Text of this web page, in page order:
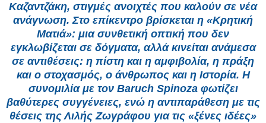
Καζαντζάκη, στιγμές ανοιχτές που καλούν σε νέα
ανάγνωση. Στο επίκεντρο βρίσκεται η «Κρητική
Ματιά»: μια συνθετική οπτική που δεν
εγκλωβίζεται σε δόγματα, αλλά κινείται ανάμεσα
σε αντιθέσεις: η πίστη και η αμφιβολία, η πράξη
και ο στοχασμός, ο άνθρωπος και η Ιστορία. Η
συνομιλία με τον Baruch Spinoza φωτίζει
βαθύτερες συγγένειες, ενώ η αντιπαράθεση με τις
θέσεις της Λιλής Ζωγράφου για τις «ξένες ιδέες»